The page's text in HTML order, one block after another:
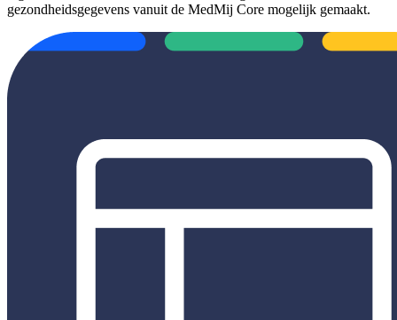
gezondheidsgegevens vanuit de MedMij Core mogelijk gemaakt.